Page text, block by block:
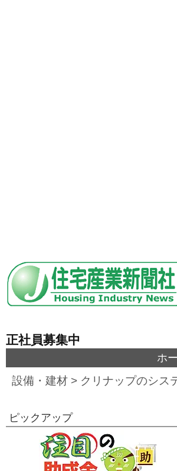
正社員募集中
ホ
設備・建材 > クリナップのシス
ピックアップ